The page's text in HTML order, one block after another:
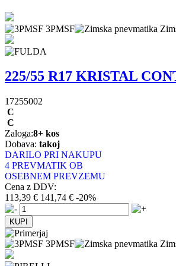
3PMSF
225/55 R17 KRISTAL
17255002
C
C
Zaloga:8+ kos
Dobava: takoj
DARILO PRI NAKUPU
4 PREVMATIK OB
OSEBNEM PREVZEMU
Cena z DDV:
113,39 € 141,74 € -20%
3PMSF